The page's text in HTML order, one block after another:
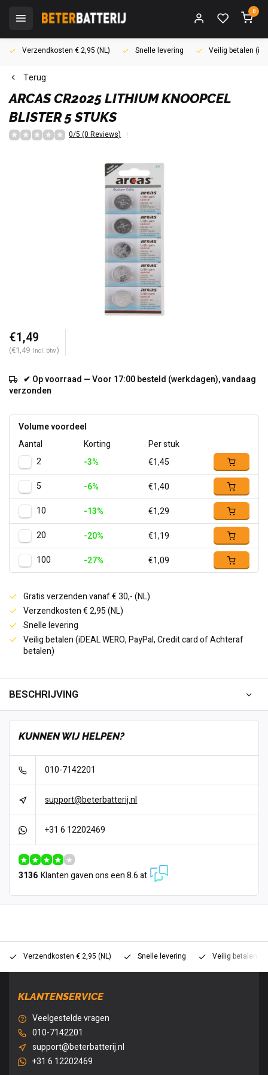
0
Verzendkosten € 2,95 (NL) Snelle levering Veilig betalen
Terug
ARCASCR2025 LITHIUM KNOOPCEL
BLISTER 5 STUKS
0/5 (0 Reviews)
€1,49
(€1,49 Incl. btw)
✔ Op voorraad — Voor 17:00 besteld (werkdagen), vandaag
verzonden
Volume voordeel
Aantal
Korting
Per stuk
2
-3%
€1,45
5
-6%
€1,40
10
-13%
€1,29
20
-20%
€1,19
100
-27% €1,09
Gratis verzenden vanaf € 30,- (NL)
Verzendkosten € 2,95 (NL)
Snelle levering
Veilig betalen (iDEAL WERO, PayPal, Credit card of Achteraf
betalen)
BESCHRIJVING
KUNNEN WIJ HELPEN?
010-7142201
support@beterbatterij.nl
+31 6 12202469
3136 Klanten gaven ons een 8.6 at
Verzendkosten € 2,95 (NL) Snelle levering Veilig betalen
KLANTENSERVICE
Veelgestelde vragen
010-7142201
support@beterbatterij.nl
+31 6 12202469